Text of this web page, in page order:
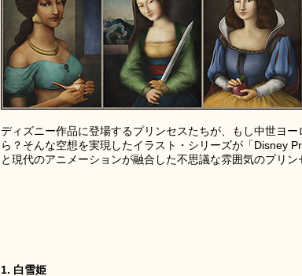
ディズニー作品に登場するプリンセスたちが、もし中世ヨ
ら？そんな空想を実現したイラスト・シリーズが「Disney
と現代のアニメーションが融合した不思議な雰囲気のプリン
1. 白雪姫